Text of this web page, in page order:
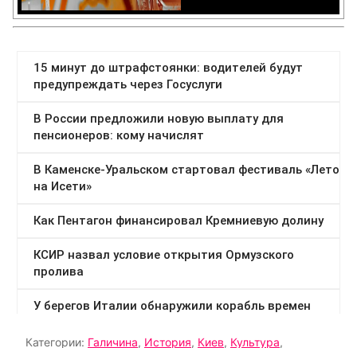
Категории: Галичина, История, Киев, Культура,